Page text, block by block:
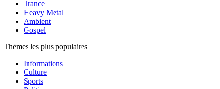
Trance
Heavy Metal
Ambient
Gospel
Thèmes les plus populaires
Informations
Culture
Sports